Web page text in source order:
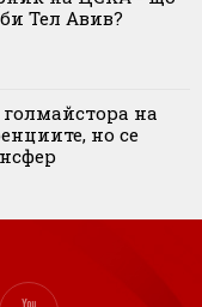
Тел Авив?
на
но се